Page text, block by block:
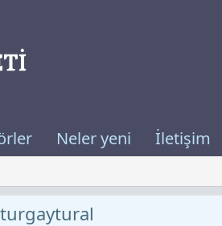
Neler yeni İletişim
turgaytural